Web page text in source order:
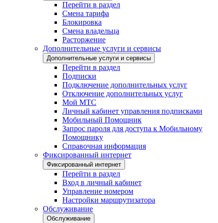
Перейти в раздел
Смена тарифа
Блокировка
Смена владельца
Расторжение
Дополнительные услуги и сервисы
Дополнительные услуги и сервисы
Перейти в раздел
Подписки
Подключение дополнительных услуг
Отключение дополнительных услуг
Мой МТС
Личный кабинет управления подписками
Мобильный Помощник
Запрос пароля для доступа к Мобильному
Помощнику
Справочная информация
Фиксированный интернет
Фиксированный интернет
Перейти в раздел
Вход в личный кабинет
Управление номером
Настройки маршрутизатора
Обслуживание
Обслуживание